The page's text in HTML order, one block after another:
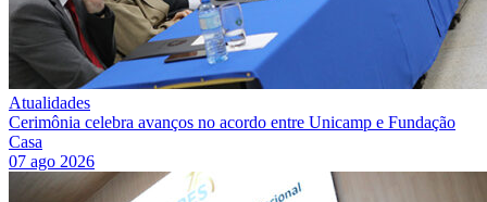
Atualidades
Cerimônia celebra avanços no acordo entre Unicamp e Fundação
Casa
07 ago 2026